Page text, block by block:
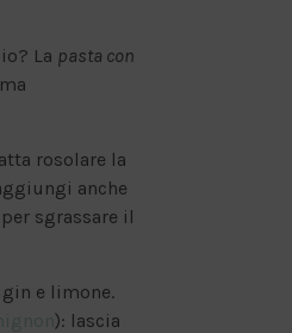
La pasta con
rosolare la
anche
sgrassare il
e limone.
): lascia